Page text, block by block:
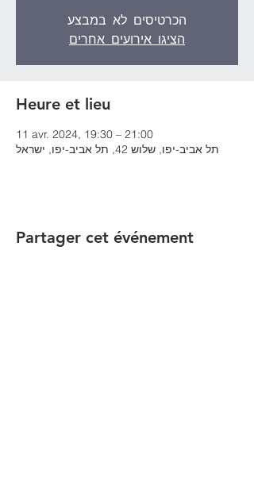
הכרטיסים לא במבצע
הציגו אירועים אחרים
Heure et lieu
11 avr. 2024, 19:30 – 21:00
תל אביב-יפו, שלוש 42, תל אביב-יפו, ישראל
Partager cet événement